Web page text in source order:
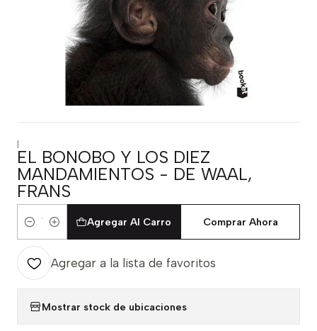
|
EL BONOBO Y LOS DIEZ
MANDAMIENTOS - DE WAAL,
FRANS
Cantidad
Agregar Al Carro Comprar Ahora
Agregar a la lista de favoritos
Mostrar stock de ubicaciones